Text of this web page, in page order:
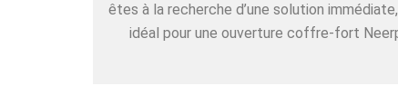
êtes à la recherche d’une solution
idéal pour une ouverture coffre-fort